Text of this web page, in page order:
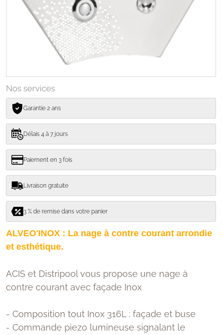
Nos services
Garantie 2 ans
Délais 4 à 7 jours
Paiement en 3 fois
Livraison gratuite
3 % de remise dans votre panier
ALVEO'INOX : La nage à contre courant arrondie
et esthétique.
ACIS et Distripool vous propose une nage à
contre courant avec façade Inox
- Composition tout Inox 316L : façade et buse
- Commande piezo lumineuse signalant le